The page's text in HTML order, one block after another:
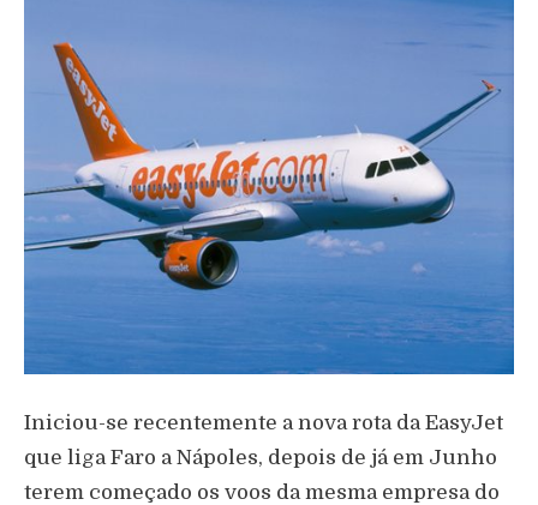
Iniciou-se recentemente a nova rota da EasyJet
que liga Faro a Nápoles, depois de já em Junho
terem começado os voos da mesma empresa do